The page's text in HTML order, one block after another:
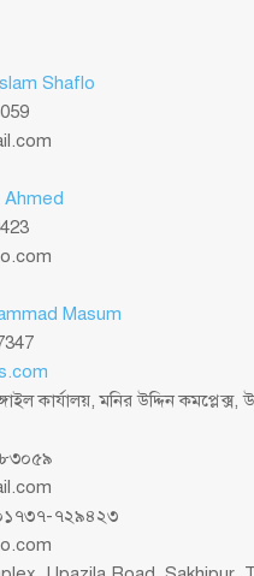
Shaflo
Ahmed
Masum
কার্যালয়, মনির উদ্দিন
০১৭৩৭-৭২৯৪২৩